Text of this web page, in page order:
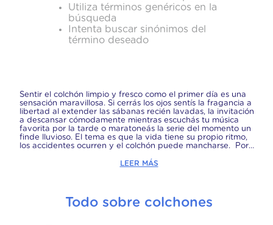
Utiliza términos genéricos en la
búsqueda
Intenta buscar sinónimos del
término deseado
Sentir el colchón limpio y fresco como el primer día es una
sensación maravillosa. Si cerrás los ojos sentís la fragancia a
libertad al extender las sábanas recién lavadas, la invitación
a descansar cómodamente mientras escuchás tu música
favorita por la tarde o maratoneás la serie del momento un
finde lluvioso. El tema es que la vida tiene su propio ritmo,
los accidentes ocurren y el colchón puede mancharse. Por
sepas cómo mantener tu colchón libre de manchas y olores y
la fragancia a libertad al extender las sábanas recién
lavadas, la invitación a descansar cómodamente mientras
LEER MÁS
Todo sobre colchones